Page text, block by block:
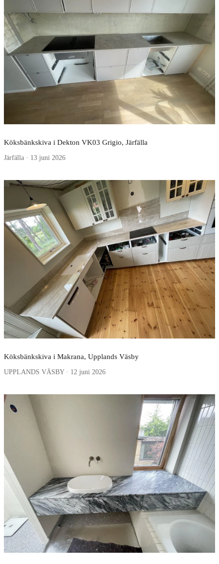
Köksbänkskiva i Dekton VK03 Grigio, Järfälla
Järfälla · 13 juni 2026
Köksbänkskiva i Makrana, Upplands Väsby
UPPLANDS VÄSBY · 12 juni 2026